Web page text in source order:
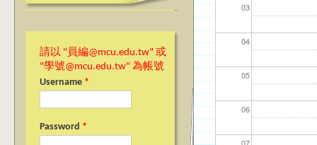
請以 "員編@mcu.edu.tw" 或
"學號@mcu.edu.tw" 為帳號
Username *
Password *
03
04
05
06